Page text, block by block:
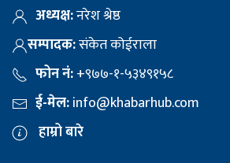
अध्यक्ष:नरेश श्रेष्ठ
सम्पादक:संकेत कोईराला
फोन नं:+९७७-१-५३४९१५८
ई-मेल:info@khabarhub.com
हाम्रो बारे